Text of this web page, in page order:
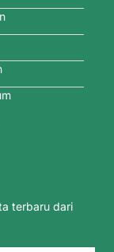
terbaru dari